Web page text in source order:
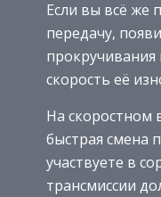
Если вы всё же
передачу,
прокручивания
скорость её
На скоростном
быстрая смена
участвуете в
трансмиссии